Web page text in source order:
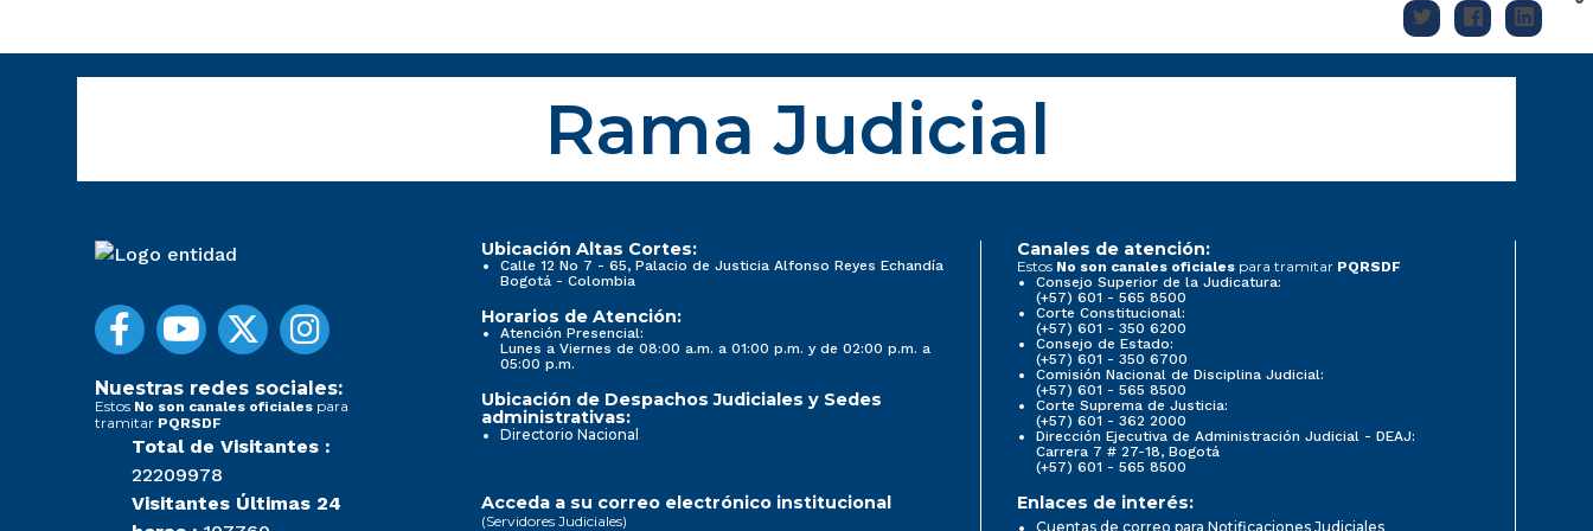
Rama Judicial
Nuestras redes sociales:
Estos No son canales oficiales para
tramitar PQRSDF
Total de Visitantes :
22209978
Visitantes Últimas 24
Ubicación Altas Cortes:
Calle 12 No 7 - 65, Palacio de Justicia Alfonso Reyes Echandía
Bogotá - Colombia
Horarios de Atención:
Atención Presencial:
Lunes a Viernes de 08:00 a.m. a 01:00 p.m. y de 02:00 p.m. a
05:00 p.m.
Ubicación de Despachos Judiciales y Sedes
administrativas:
Directorio Nacional
Canales de atención:
Estos No son canales oficiales para tramitar PQRSDF
Consejo Superior de la Judicatura:
(+57) 601 - 565 8500
Corte Constitucional:
(+57) 601 - 350 6200
Consejo de Estado:
(+57) 601 - 350 6700
Comisión Nacional de Disciplina Judicial:
(+57) 601 - 565 8500
Corte Suprema de Justicia:
(+57) 601 - 362 2000
Dirección Ejecutiva de Administración Judicial - DEAJ:
Carrera 7 # 27-18, Bogotá
(+57) 601 - 565 8500
Acceda a su correo electrónico institucional
(Servidores Judiciales)
Enlaces de interés:
Cuentas de correo para Notificaciones Judiciales